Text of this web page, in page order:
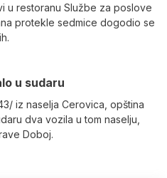
u restoranu Službe za poslove
protekle sedmice dogodio se
u sudaru
iz naselja Cerovica, opština
dva vozila u tom naselju,
Doboj.